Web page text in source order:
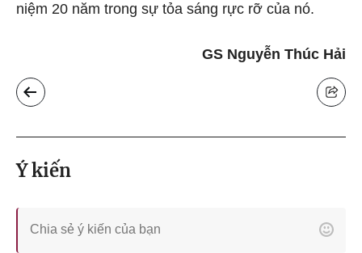
niệm 20 năm trong sự tỏa sáng rực rỡ của nó.
GS Nguyễn Thúc Hải
Ý kiến